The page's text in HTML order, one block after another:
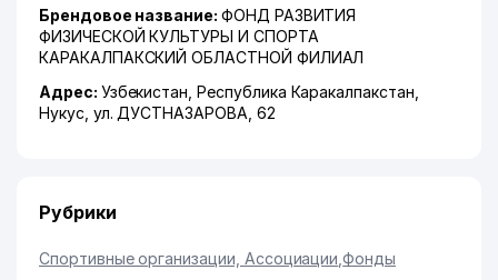
Брендовое название: ФОНД РАЗВИТИЯ
ФИЗИЧЕСКОЙ КУЛЬТУРЫ И СПОРТА
КАРАКАЛПАКСКИЙ ОБЛАСТНОЙ ФИЛИАЛ
Адрес: Узбекистан,Республика Каракалпакстан
Нукус ул. ДУСТНАЗАРОВА , 62
Рубрики
Спортивные организации, Ассоциации ,Фонды